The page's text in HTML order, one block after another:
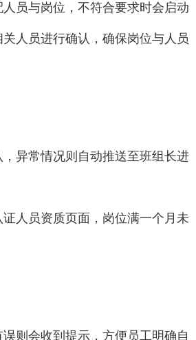
员与岗位，不符合要求时会启动
人员进行确认，确保岗位与人员
异常情况则自动推送至班组长进
人员资质页面，岗位满一个月未
则会收到提示，方便员工明确自